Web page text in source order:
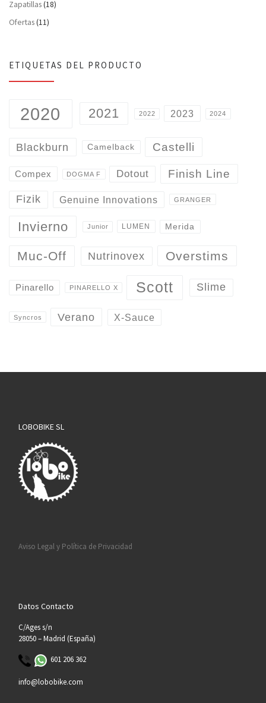
Zapatillas(18)
Ofertas(11)
ETIQUETAS DEL PRODUCTO
2020 2021 2022 2023 2024
Blackburn Camelback Castelli
Compex DOGMA F Dotout Finish Line
Fizik Genuine Innovations GRANGER
Invierno Junior LUMEN Merida
Muc-Off Nutrinovex Overstims
Pinarello PINARELLO X Scott Slime
Syncros Verano X-Sauce
LOBOBIKE SL
Aviso Legal y Política de Privacidad
Datos Contacto
C/Ages s/n
28050 – Madrid (España)
601 206 362
info@lobobike.com